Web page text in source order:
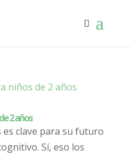
2 años
clave para su futuro
Sí, eso los